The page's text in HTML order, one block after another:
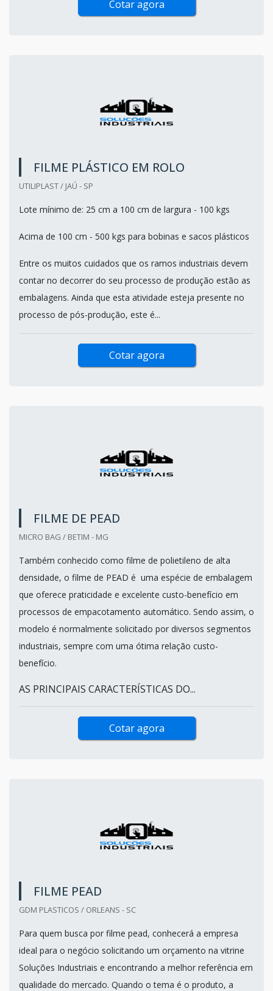
Cotar agora
FILME PLÁSTICO EM ROLO
UTILIPLAST / JAÚ - SP
Lote mínimo de: 25 cm a 100 cm de largura - 100 kgs
Acima de 100 cm - 500 kgs para bobinas e sacos plásticos
Entre os muitos cuidados que os ramos industriais devem
contar no decorrer do seu processo de produção estão as
embalagens. Ainda que esta atividade esteja presente no
processo de pós-produção, este é...
Cotar agora
FILME DE PEAD
MICRO BAG / BETIM - MG
Também conhecido como filme de polietileno de alta
densidade, o filme de PEAD é uma espécie de embalagem
que oferece praticidade e excelente custo-benefício em
processos de empacotamento automático. Sendo assim, o
modelo é normalmente solicitado por diversos segmentos
industriais, sempre com uma ótima relação custo-
benefício.
AS PRINCIPAIS CARACTERÍSTICAS DO...
Cotar agora
FILME PEAD
GDM PLASTICOS / ORLEANS - SC
Para quem busca por filme pead, conhecerá a empresa
ideal para o negócio solicitando um orçamento na vitrine
Soluções Industriais e encontrando a melhor referência em
qualidade do mercado. Quando o tema é o produto, a